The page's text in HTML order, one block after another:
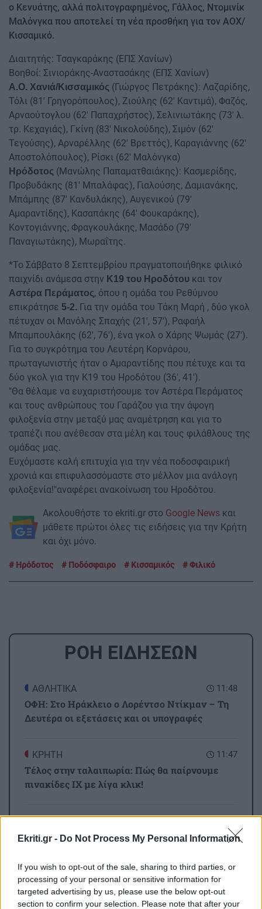
Ekriti.gr - Do Not Process My Personal Information
If you wish to opt-out of the sale, sharing to third parties, or
processing of your personal or sensitive information for
targeted advertising by us, please use the below opt-out
section to confirm your selection. Please note that after your
ο Κενυάτης, αλλά πολιτογραφημένος, Γάλλος, Ντομινίκ
Μαλόνγκα που αποτελεί τη νέα προσθήκη για τον ΑΟΧ/
Κισσαμικό.
Διαιτητής: Τσαγκαράκης (ΕΠΣ Χανίων)
Βοηθοί: Σινιοράκης-Αναστασάκης (ΕΠΣ Χανίων)
Α.Ο. Χανιά/Κισσαμικός (Γιώργος Πετράκης): Λαζαρίδης,
Τόλι (81′ Γρηγορόπουλος), Ζιούλης (62′ Καντιμά), Φαζός,
Αρναούτογλου (62′ Παπαχρήστος), Σελινιωτάκης (73′ λ.
τρ. Κεχαγιάς), Γκίνη (83′ Νικολούδης), Σιμόν (62′
Τεγούσης), Αρναρέλλης (62′ Βρεττός), Καραγιάννης (62′
Αποστολόπουλος), Ρίσκι (62′ Μαλόνγκα)
Ηρόδοτος (Μανώλης Παπαματθαιάκης): Κασμερίδης,
Προβυδάκης (81′ Μπαλάφας), Γιαλούσης, Δαμιανάκης,
Μπάμπης (87′ Κανδυλάκης), Αυγενικού (79′
Αμαραντίδης), Κασαπάκης (64′ Φουκαράκης),
Κοντογιάννης, Φραγκουλάκης, Μασάδο (79′
Παναγιωτάκης), Μωραΐτης.
*Το Σάββατο 8 Σεπτεμβρίου πραγματοποιήθηκε φιλικό
παιχνίδι ανάμεσα στην Κ19 του Ηροδότου και τον
Αστέρα Περάματος, όπου η ομάδα του Ρεθύμνου
επικράτησε 5-2. Για την ομάδα του Τάκη Μαρή , δύο γκολ
πέτυχαν οι Μανόλης Σπαχής (21', 57'), Ραφαήλ
Μπαμπουλάκης (62', 76'), ένα γκολ ο Χάρης Ψωμάς (27').
Για το συγκρότημα του Λευτέρη Κορνάρου,
πρωταγωνιστής ήταν ο Αμαραντίδης που πέτυχε και τα
δύο γκολ για την Κ19 του Ηροδότου (36', 41').
"Θα θέλαμε να ευχαριστήσουμε τον Αστέρα Περάματος
και τους ανθρώπους του Γαράζου για την άψογη
φιλοξενία στην μεταξύ μας αναμέτρηση και για το
τραπέζι που ανέθεσαν στα μέλη και τους φιλάθλους της
ομάδας μας.
Ευχόμαστε καλή επιτυχία για την νέα ποδοσφαιρική
χρονιά και επιφυλασσόμαστε στο μέλλον μια ανάλογη
φιλοξενία!"αναφέρει ανακοίνωση του Ηροδότου.
Ακολουθήστε το ekriti.gr στο Google News και
μάθετε πρώτοι όλες τις ειδήσεις για την Κρήτη
και όχι μόνο.
Ηρόδοτος Ποδόσφαιρο Κισσαμικός Φιλικό
ΡΟΗ ΕΙΔΗΣΕΩΝ
11:48
ΑΘΛΗΤΙΚΑ
ΟΦΗ: Στο Ηράκλειο ο Λορέντσο Ντίκμαν – Τη
Δευτέρα οι εξετάσεις και οι υπογραφές
11:47
ΚΡΗΤΗ
Τέλος στην ταλαιπωρία: Πώς θα παίρνουμε
πινακίδες ΙΧ με λίγα κλικ!
11:34
ΚΡΗΤΗ
Κρήτη: Απανωτά περιστατικά μέθης – Στο
διασκέδασης
11:28
ΑΘΛΗΤΙΚΑ Όλες οι ειδήσεις